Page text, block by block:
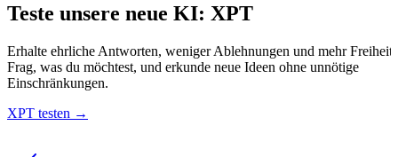
Teste unsere neue KI: XPT
Erhalte ehrliche Antworten, weniger Ablehnungen und mehr Freiheit.
Frag, was du möchtest, und erkunde neue Ideen ohne unnötige
Einschränkungen.
XPT testen →